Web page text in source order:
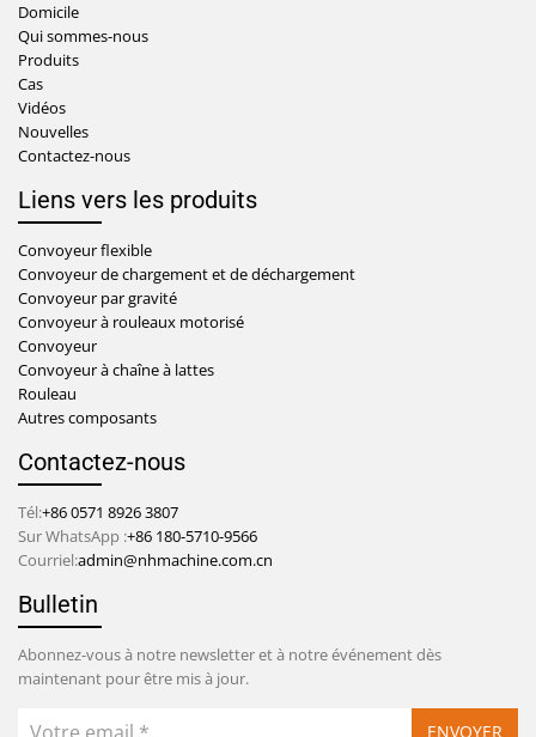
Domicile
Qui sommes-nous
Produits
Cas
Vidéos
Nouvelles
Contactez-nous
Liens vers les produits
Convoyeur flexible
Convoyeur de chargement et de déchargement
Convoyeur par gravité
Convoyeur à rouleaux motorisé
Convoyeur
Convoyeur à chaîne à lattes
Rouleau
Autres composants
Contactez-nous
Tél:+86 0571 8926 3807
Sur WhatsApp :+86 180-5710-9566
Courriel:admin@nhmachine.com.cn
Bulletin
Abonnez-vous à notre newsletter et à notre événement dès
maintenant pour être mis à jour.
ENVOYER